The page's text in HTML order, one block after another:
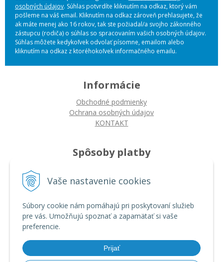
Vaše nastavenie cookies
Súbory cookie nám pomáhajú pri poskytovaní služieb
pre vás. Umožňujú spoznať a zapamätať si vaše
preferencie.
Prijať
osobných údajov. Súhlas potvrdíte kliknutím na odkaz, ktorý vám
pošleme na váš email. Kliknutím na odkaz zároveň prehlasujete, že
ak máte menej ako 16 rokov, tak ste požiadal/a svojho zákonného
zástupcu (rodiča) o súhlas so spracovaním vašich osobných údajov.
Súhlas môžete kedykoľvek odvolať písomne, emailom alebo
kliknutím na odkaz z ktoréhokoľvek informačného emailu.
Informácie
Obchodné podmienky
Ochrana osobných údajov
KONTAKT
Spôsoby platby
Platba bankovým prevodom
Ako nakupovať
Autorizované servisy